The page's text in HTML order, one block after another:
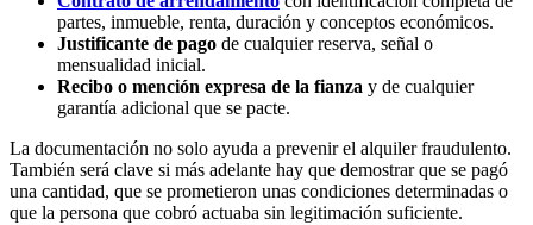
partes, inmueble, renta, duración y conceptos económicos.
Justificante de pago de cualquier reserva, señal o
mensualidad inicial.
Recibo o mención expresa de la fianza y de cualquier
garantía adicional que se pacte.
La documentación no solo ayuda a prevenir el alquiler fraudulento.
También será clave si más adelante hay que demostrar que se pagó
una cantidad, que se prometieron unas condiciones determinadas o
que la persona que cobró actuaba sin legitimación suficiente.